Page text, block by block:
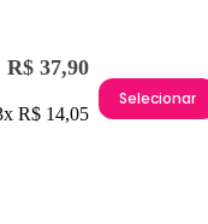
R$ 37,90
R$ 14,05
Selecionar